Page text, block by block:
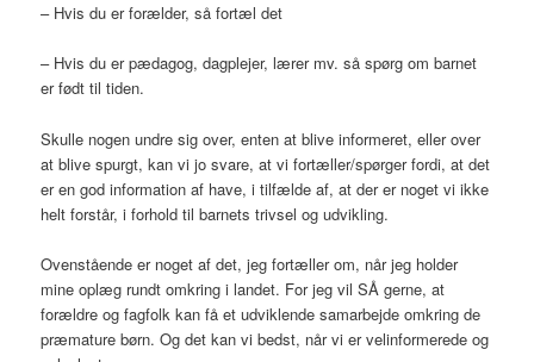
– Hvis du er forælder, så fortæl det
– Hvis du er pædagog, dagplejer, lærer mv. så spørg om barnet
er født til tiden.
Skulle nogen undre sig over, enten at blive informeret, eller over
at blive spurgt, kan vi jo svare, at vi fortæller/spørger fordi, at det
er en god information af have, i tilfælde af, at der er noget vi ikke
helt forstår, i forhold til barnets trivsel og udvikling.
Ovenstående er noget af det, jeg fortæller om, når jeg holder
mine oplæg rundt omkring i landet. For jeg vil SÅ gerne, at
forældre og fagfolk kan få et udviklende samarbejde omkring de
præmature børn. Og det kan vi bedst, når vi er velinformerede og